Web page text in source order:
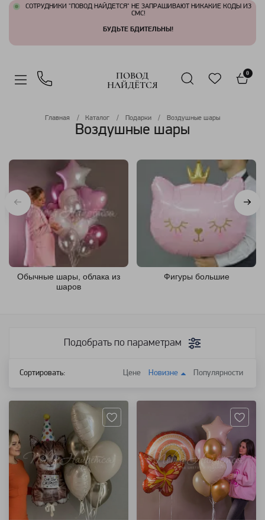
СОТРУДНИКИ "ПОВОД НАЙДЕТСЯ" НЕ ЗАПРАШИВАЮТ НИКАКИЕ КОДЫ ИЗ
СМС!
БУДЬТЕ БДИТЕЛЬНЫ!
ПОВОД
НАЙДЁТСЯ
0
Главная Каталог Подарки Воздушные шары
Воздушные шары
Обычные шары, облака из
шаров
Фигуры большие
Подобрать по параметрам
Сортировать: Цене Новизне Популярности